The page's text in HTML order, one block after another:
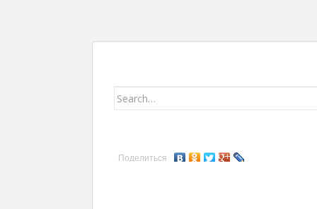
Search for:
Поделиться